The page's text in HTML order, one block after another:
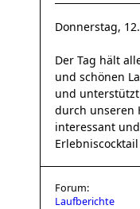
Donnerstag,
Der Tag hält
und schönen
und
durch unseren
interessant
Forum:
Laufberichte